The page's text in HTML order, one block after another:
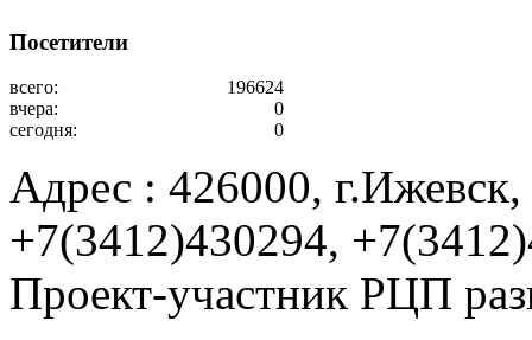
Посетители
всего:
196624
вчера:
0
сегодня:
0
Адрес : 426000,
+7(3412)430294,
Проект-участник РЦП